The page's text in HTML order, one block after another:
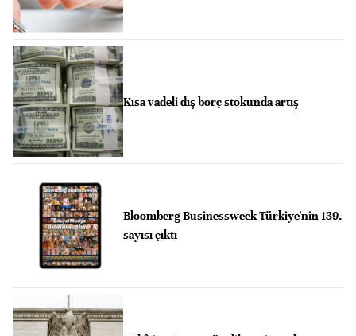
Kısa vadeli dış borç stokunda artış
Bloomberg Businessweek Türkiye'nin 139.
sayısı çıktı